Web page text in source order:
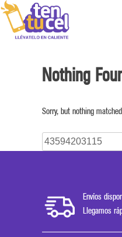
Nothing
Sorry, but nothing
Buscar:
Envíos
Llegamos